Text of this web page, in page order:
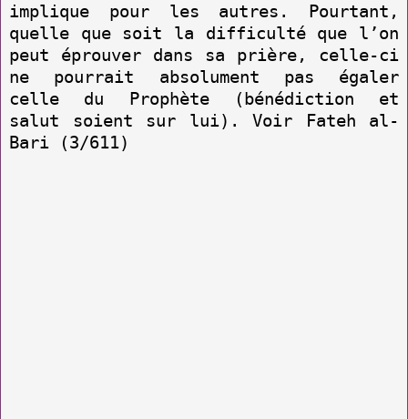
implique pour les autres. Pourtant,
quelle que soit la difficulté que l’on
peut éprouver dans sa prière, celle-ci
ne pourrait absolument pas égaler
celle du Prophète (bénédiction et
salut soient sur lui). Voir Fateh al-
Bari (3/611)